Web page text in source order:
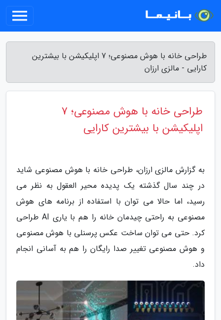
طراحی خانه با هوش مصنوعی؛ 7 اپلیکیشن با بیشترین
کارایی - مالزی ارزان
طراحی خانه با هوش مصنوعی؛ 7
اپلیکیشن با بیشترین کارایی
به گزارش مالزی ارزان، طراحی خانه با هوش مصنوعی شاید
در چند سال گذشته یک پدیده محیر العقول به نظر می
رسید، اما حالا می توان با استفاده از برنامه های هوش
مصنوعی به راحتی چیدمان خانه را هم با یاری AI طراحی
کرد. حتی می توان ساخت عکس پرسنلی با هوش مصنوعی
و هوش مصنوعی تغییر صدا رایگان را هم به آسانی انجام
داد.